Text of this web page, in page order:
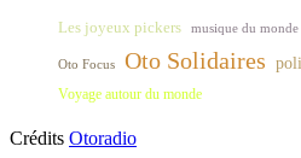
Les joyeux pickers musique du monde
Oto Focus Oto Solidaires
Voyage autour du monde
Crédits Otoradio